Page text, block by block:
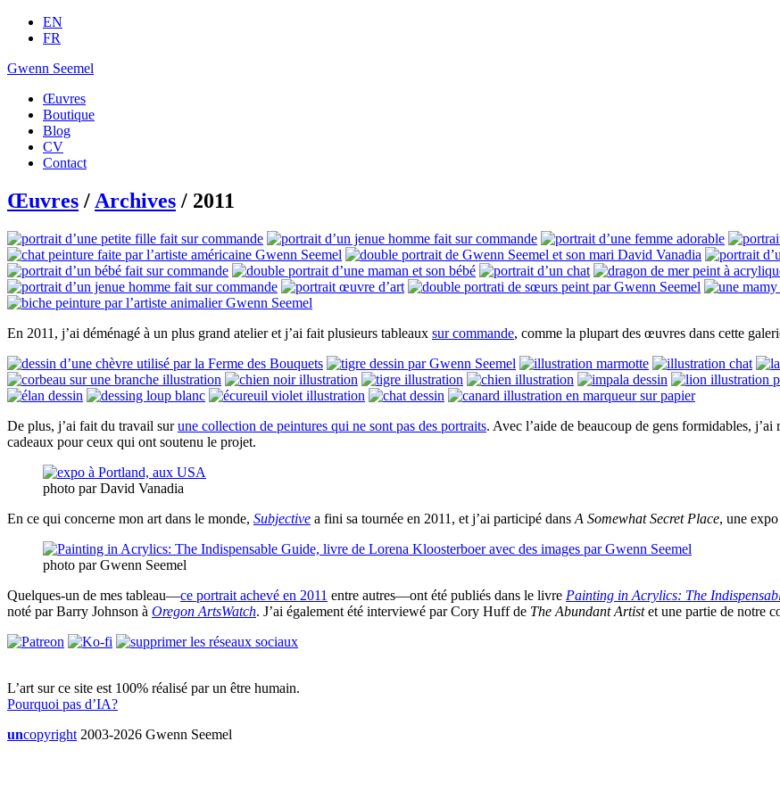
EN
FR
Gwenn Seemel
Œuvres
Boutique
Blog
CV
Contact
Œuvres / Archives / 2011
En 2011, j’ai déménagé à un plus grand atelier et j’ai fait plusieurs tableaux sur commande, comme la plupart des œuvres dans cette
De plus, j’ai fait du travail surune collection de peintures qui ne sont pas des portraits. Avec l’aide de beaucoup de gens formidables, j’ai
cadeaux pour ceux qui ont soutenu le projet.
photo par David Vanadia
En ce qui concerne mon art dans le monde, Subjective a fini sa tournée en 2011, et j’ai participé dans A Somewhat Secret Place, une
photo par Gwenn Seemel
Quelques-un de mes tableau—ce portrait achevé en 2011 entre autres—ont été publiés dans le livre Painting in Acrylics: The
noté par Barry Johnson à Oregon ArtsWatch. J’ai également été interviewé par Cory Huff de The Abundant Artistet une partie de notre
L’art sur ce site est 100% réalisé par un être humain.
Pourquoi pas d’IA?
uncopyright 2003-2026 Gwenn Seemel